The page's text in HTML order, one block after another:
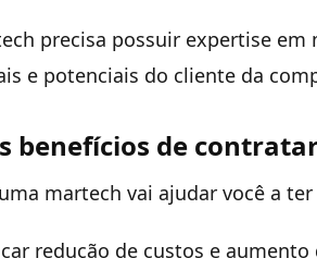
precisa possuir expertise
e potenciais do cliente da
benefícios de
martech vai ajudar você a
redução de custos e